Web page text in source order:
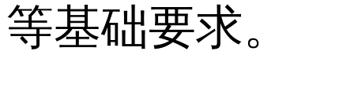
等基础要求。